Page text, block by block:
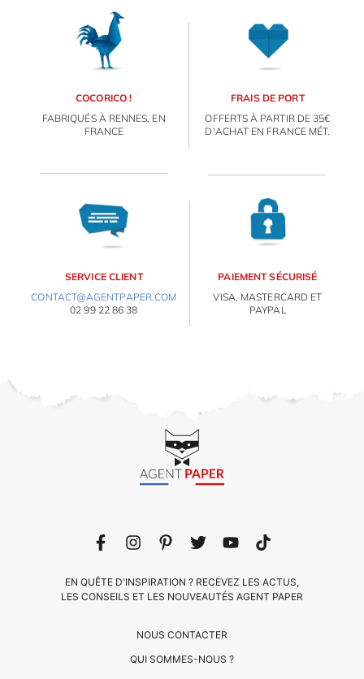
COCORICO !
FABRIQUÉS À RENNES, EN
FRANCE
FRAIS DE PORT
OFFERTS À PARTIR DE 35€
D'ACHAT EN FRANCE MÉT.
SERVICE CLIENT
CONTACT@AGENTPAPER.COM
02 99 22 86 38
PAIEMENT SÉCURISÉ
VISA, MASTERCARD ET
PAYPAL
NOUS CONTACTER
QUI SOMMES-NOUS ?
EN QUÊTE D'INSPIRATION ? RECEVEZ LES ACTUS,
LES CONSEILS ET LES NOUVEAUTÉS AGENT PAPER